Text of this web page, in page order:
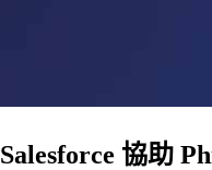
Salesforce 協助